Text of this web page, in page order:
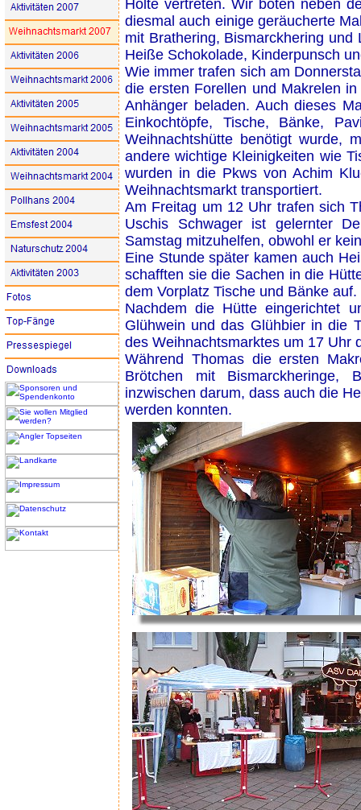
Holte vertreten. Wir boten neben
diesmal auch einige geräucherte
mit Brathering, Bismarckhering
Heiße Schokolade, Kinderpunsch
Wie immer trafen sich am
die ersten Forellen und Makrelen
Anhänger beladen. Auch dieses
Einkochtöpfe, Tische, Bänke,
Weihnachtshütte benötigt wurde,
andere wichtige Kleinigkeiten wie
wurden in die Pkws von Achim
Weihnachtsmarkt transportiert.
Am Freitag um 12 Uhr trafen sich
Uschis Schwager ist gelernter
Samstag mitzuhelfen, obwohl er
Eine Stunde später kamen auch
schafften sie die Sachen in die
dem Vorplatz Tische und Bänke auf.
Nachdem die Hütte eingerichtet
Glühwein und das Glühbier in die
des Weihnachtsmarktes um 17 Uhr
Während Thomas die ersten
Brötchen mit Bismarckheringe,
inzwischen darum, dass auch die
werden konnten.